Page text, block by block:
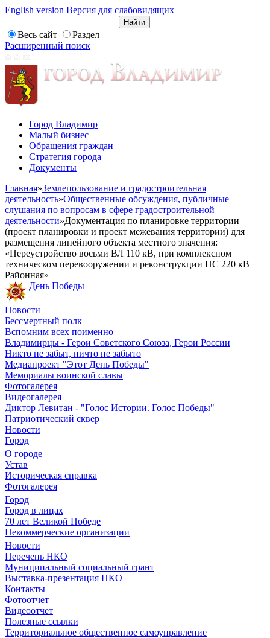
English version Версия для слабовидящих
Весь сайт
Раздел
Расширенный поиск
Город Владимир
Малый бизнес
Обращения граждан
Стратегия города
Документы
Главная»Землепользование и градостроительная
деятельность»Общественные обсуждения, публичные
слушания по вопросам в сфере градостроительной
деятельности»Документация по планировке территории
(проект планировки и проект межевания территории) для
размещения линейного объекта местного значения:
«Переустройство восьми ВЛ 110 кВ, при комплексном
техническом перевооружении и реконструкции ПС 220 кВ
Районная»
День Победы
Новости
Бессмертный полк
Вспомним всех поименно
Владимирцы - Герои Советского Союза, Герои России
Никто не забыт, ничто не забыто
Медиапроект "Этот День Победы"
Мемориалы воинской славы
Фотогалерея
Видеогалерея
Диктор Левитан - "Голос Истории. Голос Победы"
Патриотический сквер
Новости
Город
О городе
Устав
Историческая справка
Фотогалерея
Город
Город в лицах
70 лет Великой Победе
Некоммерческие организации
Новости
Перечень НКО
Муниципальный социальный грант
Выставка-презентация НКО
Контакты
Фотоотчет
Видеоотчет
Полезные ссылки
Территориальное общественное самоуправление